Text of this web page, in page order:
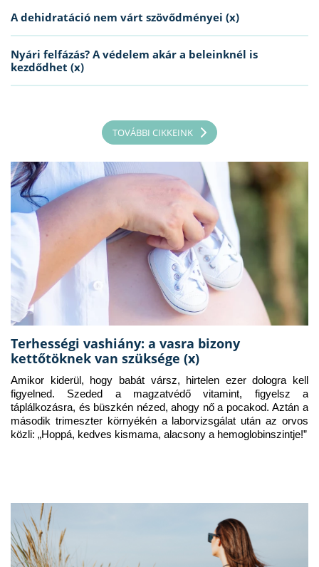
A dehidratáció nem várt szövődményei (x)
Nyári felfázás? A védelem akár a beleinknél is
kezdődhet (x)
TOVÁBBI CIKKEINK
Terhességi vashiány: a vasra bizony
kettőtöknek van szüksége (x)
Amikor kiderül, hogy babát vársz, hirtelen ezer dologra kell
figyelned. Szeded a magzatvédő vitamint, figyelsz a
táplálkozásra, és büszkén nézed, ahogy nő a pocakod. Aztán a
második trimeszter környékén a laborvizsgálat után az orvos
közli: „Hoppá, kedves kismama, alacsony a hemoglobinszintje!”